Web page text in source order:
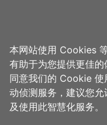
首页 > 想去的地方 > 美食
有树手
本网站使用 Cookies
有助于为您提供更佳
同意我们的 Cookie 使
动侦测服务，建议您
及使用此智慧化服务。